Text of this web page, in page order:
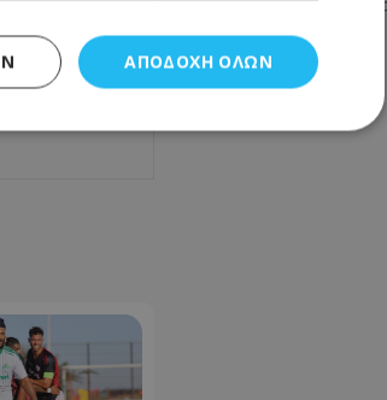
να σου
ΑΠΟΔΟΧΉ ΌΛΩΝ
3
Αυτό το cookie αποθηκεύει το
κράτος συγκατάθεσης του χρήστη
σχετικά με την παρακολούθηση και
την ιδιωτικότητα σύμφωνα με τον
κανονισμό απορρήτου των